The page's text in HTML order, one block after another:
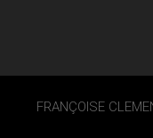
FRANÇOISE